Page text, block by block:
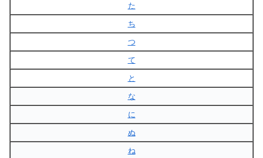
た
ち
つ
て
と
な
に
ぬ
ね